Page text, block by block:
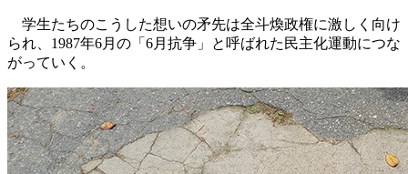
学生たちのこうした想いの矛先は全斗煥政権に激しく向け
られ、1987年6月の「6月抗争」と呼ばれた民主化運動につな
がっていく。